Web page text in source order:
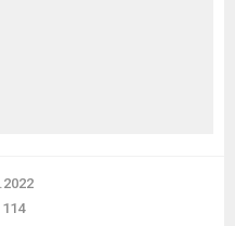
114